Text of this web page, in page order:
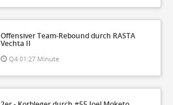
Offensiver Team-Rebound durch RASTA
Vechta II
Q4 01:27 Minute